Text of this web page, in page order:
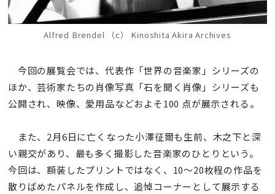
Alfred Brendel （c） Kinoshita Akira Archives
今回の展覧会では、代表作「世界の音楽家」シリーズの
ほか、芸術家たちの肖像写真「石を聞く肖像」シリーズも
公開され、映像、愛用品などおよそ100 点が展示される。
また、2月6日に亡くなった小澤征爾も生前、木之下と深
い親交があり、最も多く撮影した音楽家のひとりという。
今回は、額装したプリントではなく、10～20枚程の作品を
散りばめたパネルを作成し、追悼コーナーとして展示する